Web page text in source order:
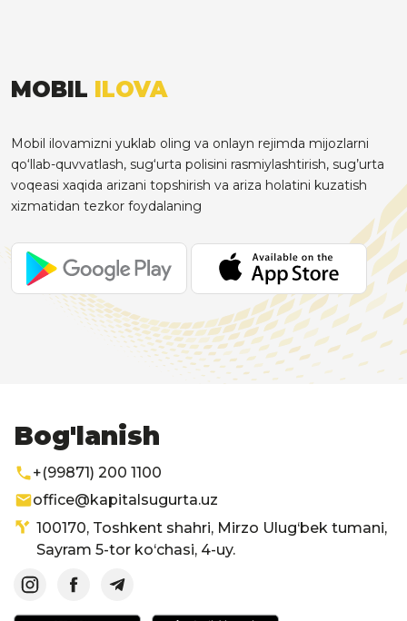
MOBIL ILOVA
Mobil ilovamizni yuklab oling va onlayn rejimda mijozlarni
qo‘llab-quvvatlash, sug‘urta polisini rasmiylashtirish, sug’urta
voqeasi xaqida arizani topshirish va ariza holatini kuzatish
xizmatidan tezkor foydalaning
Bog'lanish
+(99871) 200 1100
office@kapitalsugurta.uz
100170, Toshkent shahri, Mirzo Ulug‘bek tumani,
Sayram 5-tor ko‘chasi, 4-uy.